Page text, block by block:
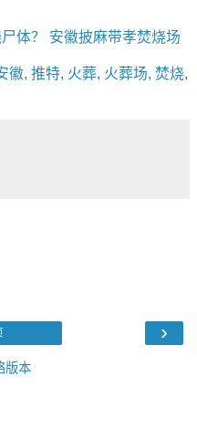
体？ 安徽披麻带孝焚烧场
徽, 推特, 火葬, 火葬场, 焚烧,
›
版本